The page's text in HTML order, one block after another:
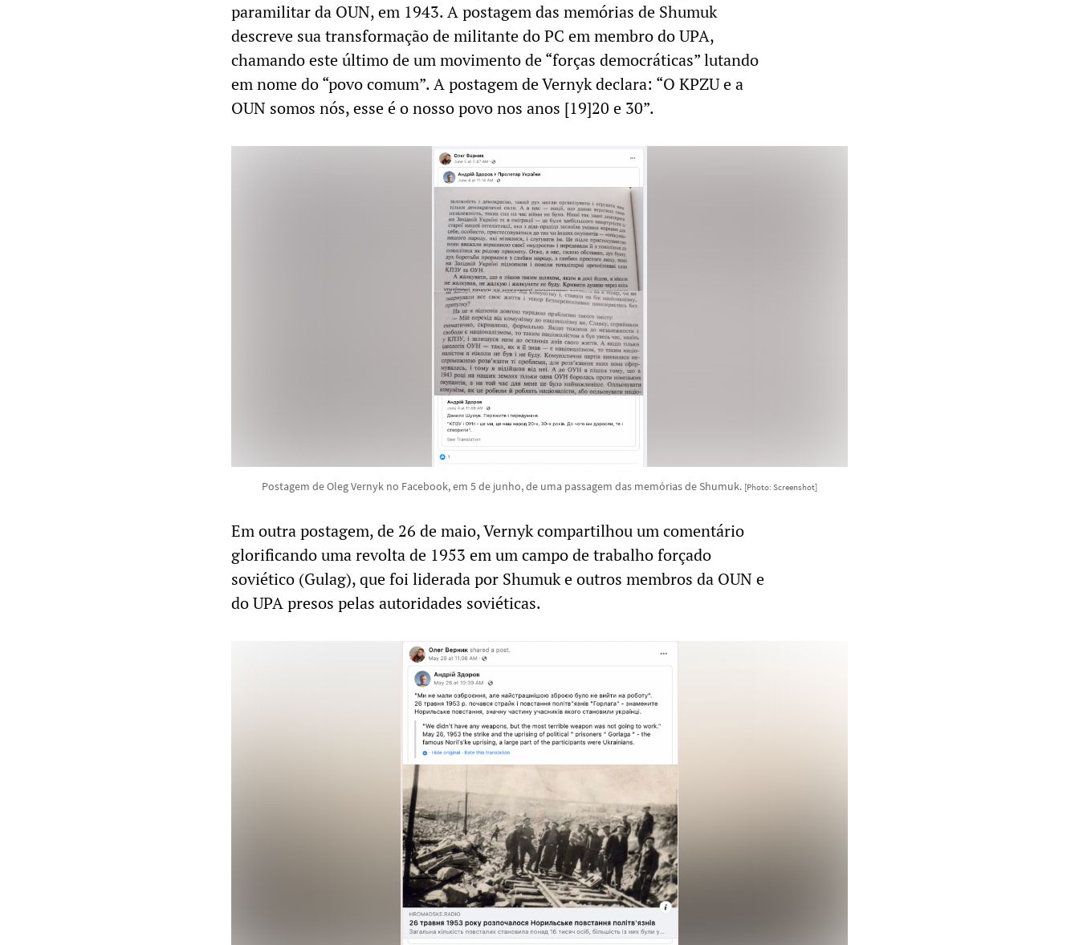
paramilitar da OUN, em 1943. A postagem das memórias de Shumuk
descreve sua transformação de militante do PC em membro do UPA,
chamando este último de um movimento de “forças democráticas” lutando
em nome do “povo comum”. A postagem de Vernyk declara: “O KPZU e a
OUN somos nós, esse é o nosso povo nos anos [19]20 e 30”.
Postagem de Oleg Vernyk no Facebook, em 5 de junho, de uma passagem das memórias de Shumuk. [Photo: Screenshot]
Em outra postagem, de 26 de maio, Vernyk compartilhou um comentário
glorificando uma revolta de 1953 em um campo de trabalho forçado
soviético (Gulag), que foi liderada por Shumuk e outros membros da OUN e
do UPA presos pelas autoridades soviéticas.